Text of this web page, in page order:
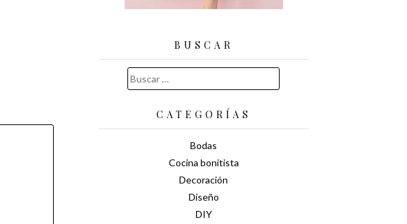
BUSCAR
Buscar:
CATEGORÍAS
Bodas
Cocina bonitista
Decoración
Diseño
DIY